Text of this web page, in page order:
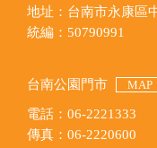
地址：台南市永康區
統編：50790991
台南公園門市 MAP
電話：06-2221333
傳真：06-2220600